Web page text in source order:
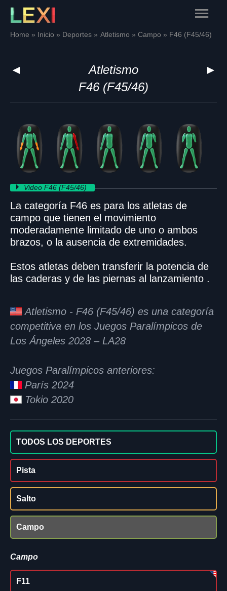
Skip
content
Main
Menu
Home Inicio Deportes Atletismo Campo F46 (F45/46)
◄ ►
Atletismo
F46 (F45/46)
Video F46 (F45/46)
La categoría F46 es para los atletas de
campo que tienen el movimiento
moderadamente limitado de uno o ambos
brazos, o la ausencia de extremidades.
Estos atletas deben transferir la potencia de
las caderas y de las piernas al lanzamiento .
Atletismo - F46 (F45/46) es una categoría
competitiva en los Juegos Paralímpicos de
Los Ángeles 2028 – LA28
Juegos Paralímpicos anteriores:
París 2024
Tokio 2020
TODOS LOS DEPORTES
Pista
Salto
Campo
Campo
F11